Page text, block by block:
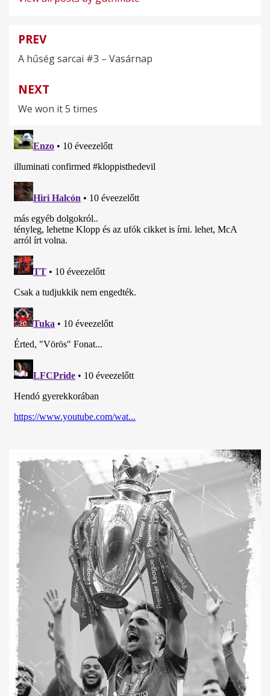
Bejegyzés
navigáció
PREV
A hűség sarcai #3 – Vasárnap
NEXT
We won it 5 times